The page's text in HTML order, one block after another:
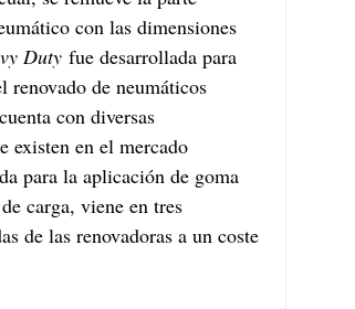
con las dimensiones
Duty fue desarrollada para
renovado de neumáticos
con diversas
existen en el mercado
para la aplicación de goma
carga, viene en tres
de las renovadoras a un coste